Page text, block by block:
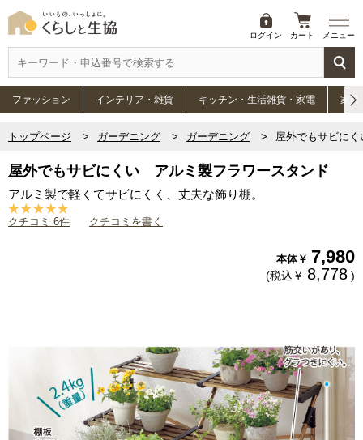
ログイン カート メニュー
ファッション インテリア・雑貨 キッチン・生活雑貨・家電 家具
トップページ ガーデニング ガーデニング 屋外でもサビに
屋外でもサビにくい アルミ製フラワースタンド
アルミ製で軽くてサビにくく、丈夫な飾り棚。
クチコミ 6件 クチコミを書く
本体￥ 7,980
(税込￥ 8,778 )